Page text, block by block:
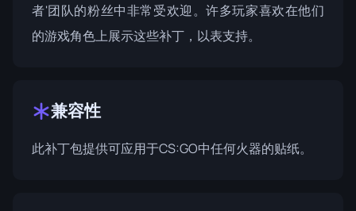
者'团队的粉丝中非常受欢迎。许多玩家喜欢在他们
的游戏角色上展示这些补丁，以表支持。
兼容性
此补丁包提供可应用于CS:GO中任何火器的贴纸。